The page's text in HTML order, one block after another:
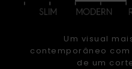
Um visual
contemporâneo
de um